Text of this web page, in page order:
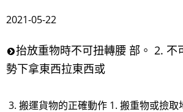
2021-05-22
抬放重物時不可扭轉腰 部。 2. 不
勢下拿東西拉東西或
3. 搬運貨物的正確動作 1. 搬重物或撿